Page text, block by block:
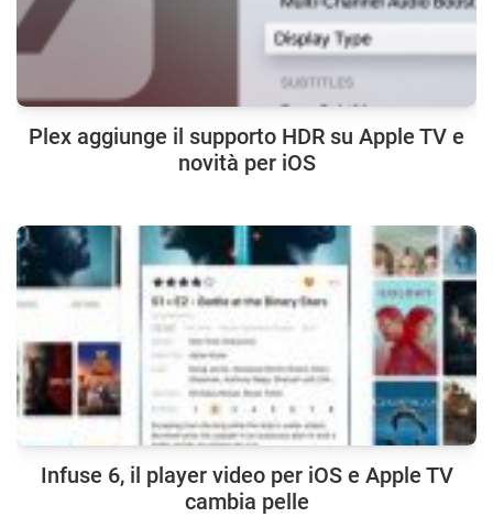
Plex aggiunge il supporto HDR su Apple TV e
novità per iOS
Infuse 6, il player video per iOS e Apple TV
cambia pelle